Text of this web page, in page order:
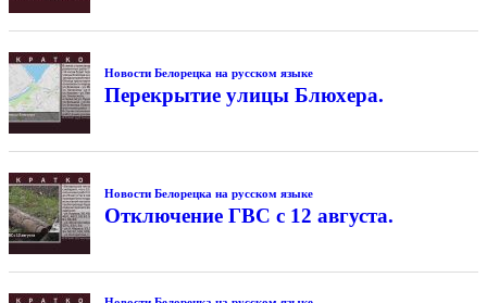
Новости Белорецка на русском языке
Перекрытие улицы Блюхера.
Новости Белорецка на русском языке
Отключение ГВС с 12 августа.